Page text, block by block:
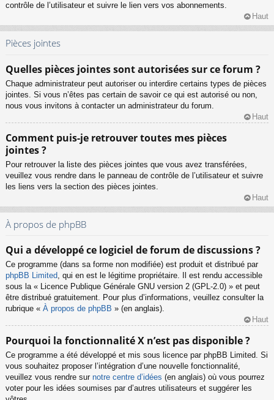
contrôle de l’utilisateur et suivre le lien vers vos abonnements.
Haut
Pièces jointes
Quelles pièces jointes sont autorisées sur ce forum ?
Chaque administrateur peut autoriser ou interdire certains types de pièces
jointes. Si vous n’êtes pas certain de savoir ce qui est autorisé ou non,
nous vous invitons à contacter un administrateur du forum.
Haut
Comment puis-je retrouver toutes mes pièces
jointes ?
Pour retrouver la liste des pièces jointes que vous avez transférées,
veuillez vous rendre dans le panneau de contrôle de l’utilisateur et suivre
les liens vers la section des pièces jointes.
Haut
À propos de phpBB
Qui a développé ce logiciel de forum de discussions ?
Ce programme (dans sa forme non modifiée) est produit et distribué par
phpBB Limited, qui en est le légitime propriétaire. Il est rendu accessible
sous la « Licence Publique Générale GNU version 2 (GPL-2.0) » et peut
être distribué gratuitement. Pour plus d’informations, veuillez consulter la
rubrique « À propos de phpBB » (en anglais).
Haut
Pourquoi la fonctionnalité X n’est pas disponible ?
Ce programme a été développé et mis sous licence par phpBB Limited. Si
vous souhaitez proposer l’intégration d’une nouvelle fonctionnalité,
veuillez vous rendre sur notre centre d’idées (en anglais) où vous pourrez
voter pour les idées soumises par d’autres utilisateurs et suggérer les